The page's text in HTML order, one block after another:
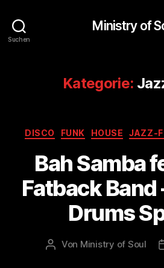
Suchen
Ministry of
Kategorie:
DISCO FUNK HOUSE JAZZ-
Bah Samba
Fatback Band
Drums
Beitragsautor
Von Ministry of Soul